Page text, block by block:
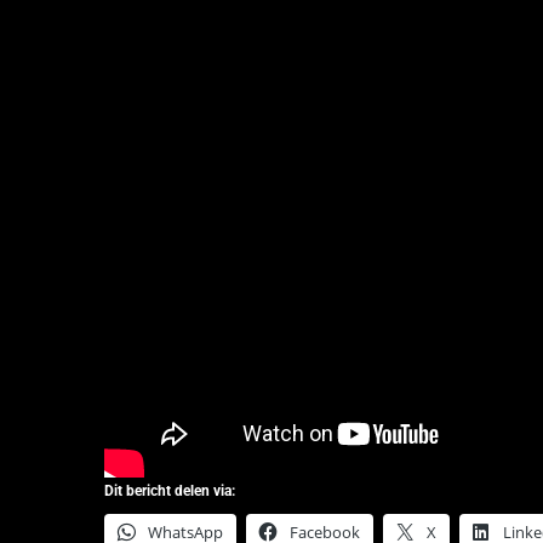
Dit bericht delen via:
WhatsApp Facebook X